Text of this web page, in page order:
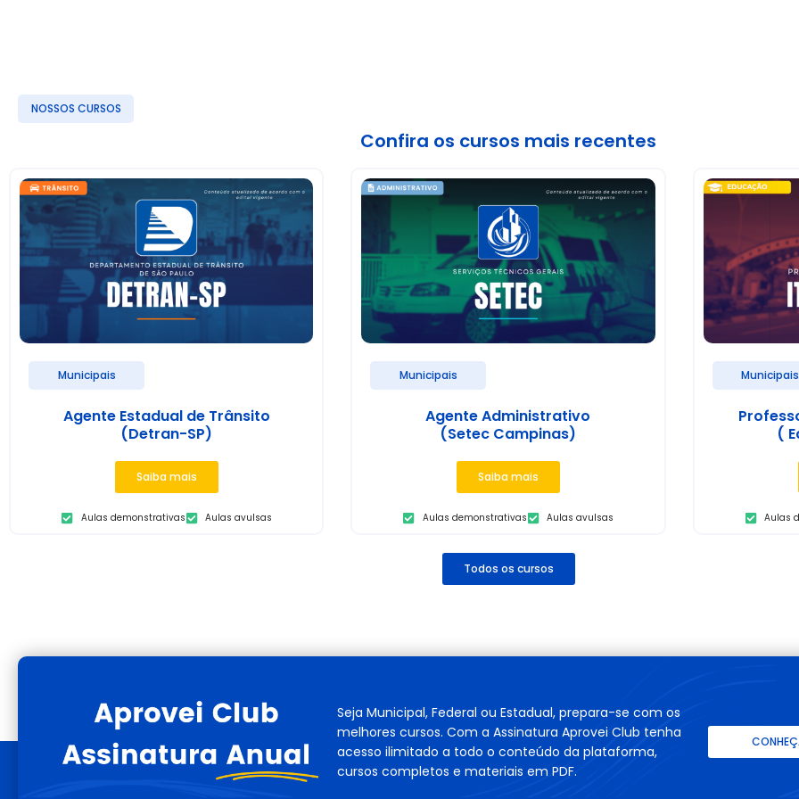
NOSSOS CURSOS
Confira os cursos mais recentes
Municipais
Agente Estadual de Trânsito
(Detran-SP)
Saiba mais
Aulas demonstrativas Aulas avulsas
Municipais
Agente Administrativo
(Setec Campinas)
Saiba mais
Aulas demonstrativas Aulas avulsas
Municipais
(
Aulas
Todos os cursos
Seja Municipal, Federal ou Estadual, prepara-se com os
melhores cursos. Com a Assinatura Aprovei Club tenha
acesso ilimitado a todo o conteúdo da plataforma,
cursos completos e materiais em PDF.